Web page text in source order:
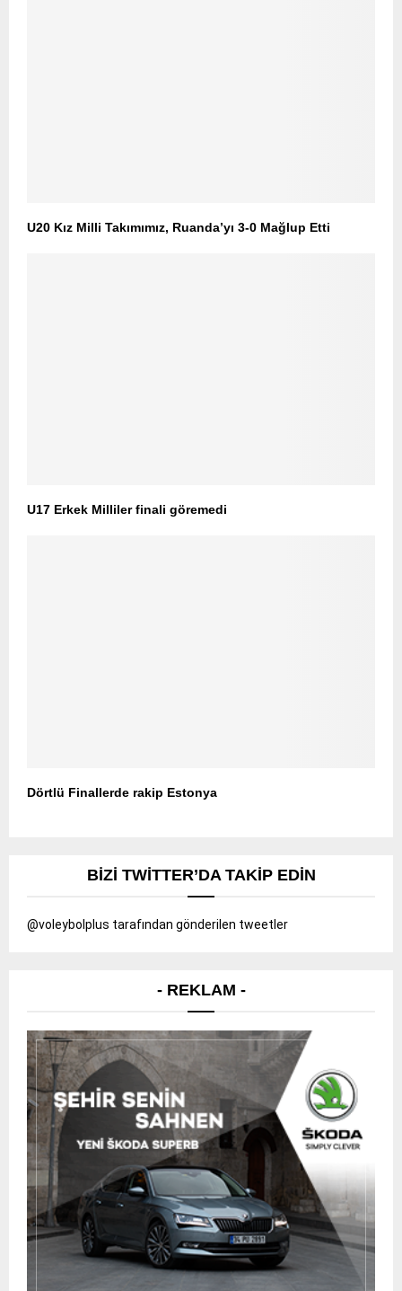
U20 Kız Milli Takımımız, Ruanda’yı 3-0 Mağlup Etti
U17 Erkek Milliler finali göremedi
Dörtlü Finallerde rakip Estonya
BIZI TWITTER’DA TAKIP EDIN
@voleybolplus tarafından gönderilen tweetler
- REKLAM -